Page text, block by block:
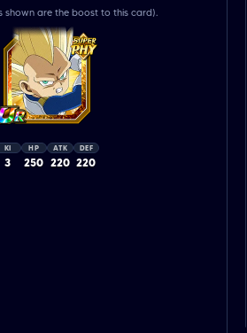
shown are the boost to this card).
KI
3
HP
250
ATK
220
DEF
220